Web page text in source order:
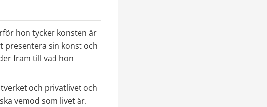
hon tycker konsten är
presentera sin konst och
fram till vad hon
och privatlivet och
vemod som livet är.